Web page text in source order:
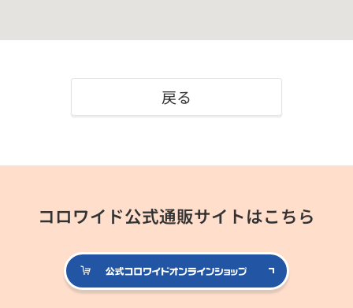
戻る
コロワイド公式通販サイトはこちら
公式コロ